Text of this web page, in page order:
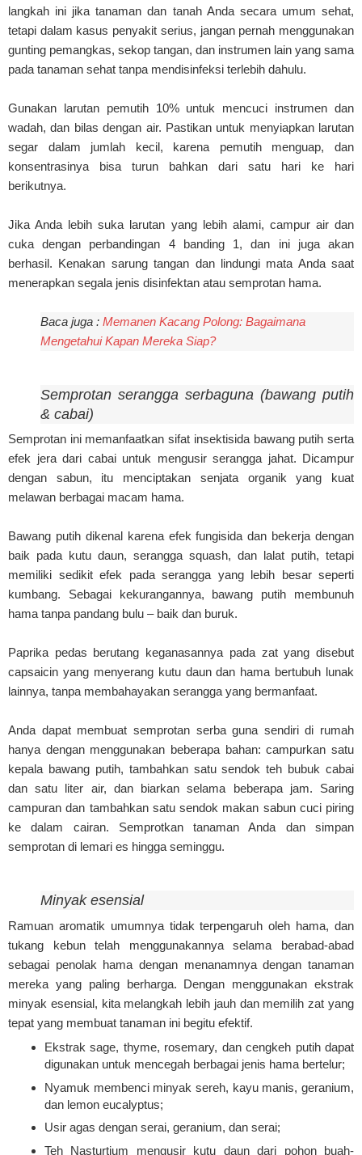
langkah ini jika tanaman dan tanah Anda secara umum sehat,
tetapi dalam kasus penyakit serius, jangan pernah menggunakan
gunting pemangkas, sekop tangan, dan instrumen lain yang sama
pada tanaman sehat tanpa mendisinfeksi terlebih dahulu.
Gunakan larutan pemutih 10% untuk mencuci instrumen dan
wadah, dan bilas dengan air. Pastikan untuk menyiapkan larutan
segar dalam jumlah kecil, karena pemutih menguap, dan
konsentrasinya bisa turun bahkan dari satu hari ke hari
berikutnya.
Jika Anda lebih suka larutan yang lebih alami, campur air dan
cuka dengan perbandingan 4 banding 1, dan ini juga akan
berhasil. Kenakan sarung tangan dan lindungi mata Anda saat
menerapkan segala jenis disinfektan atau semprotan hama.
Baca juga : Memanen Kacang Polong: Bagaimana
Mengetahui Kapan Mereka Siap?
Semprotan serangga serbaguna (bawang putih
& cabai)
Semprotan ini memanfaatkan sifat insektisida bawang putih serta
efek jera dari cabai untuk mengusir serangga jahat. Dicampur
dengan sabun, itu menciptakan senjata organik yang kuat
melawan berbagai macam hama.
Bawang putih dikenal karena efek fungisida dan bekerja dengan
baik pada kutu daun, serangga squash, dan lalat putih, tetapi
memiliki sedikit efek pada serangga yang lebih besar seperti
kumbang. Sebagai kekurangannya, bawang putih membunuh
hama tanpa pandang bulu – baik dan buruk.
Paprika pedas berutang keganasannya pada zat yang disebut
capsaicin yang menyerang kutu daun dan hama bertubuh lunak
lainnya, tanpa membahayakan serangga yang bermanfaat.
Anda dapat membuat semprotan serba guna sendiri di rumah
hanya dengan menggunakan beberapa bahan: campurkan satu
kepala bawang putih, tambahkan satu sendok teh bubuk cabai
dan satu liter air, dan biarkan selama beberapa jam. Saring
campuran dan tambahkan satu sendok makan sabun cuci piring
ke dalam cairan. Semprotkan tanaman Anda dan simpan
semprotan di lemari es hingga seminggu.
Minyak esensial
Ramuan aromatik umumnya tidak terpengaruh oleh hama, dan
tukang kebun telah menggunakannya selama berabad-abad
sebagai penolak hama dengan menanamnya dengan tanaman
mereka yang paling berharga. Dengan menggunakan ekstrak
minyak esensial, kita melangkah lebih jauh dan memilih zat yang
tepat yang membuat tanaman ini begitu efektif.
Ekstrak sage, thyme, rosemary, dan cengkeh putih dapat
digunakan untuk mencegah berbagai jenis hama bertelur;
Nyamuk membenci minyak sereh, kayu manis, geranium,
dan lemon eucalyptus;
Usir agas dengan serai, geranium, dan serai;
Teh Nasturtium mengusir kutu daun dari pohon buah-